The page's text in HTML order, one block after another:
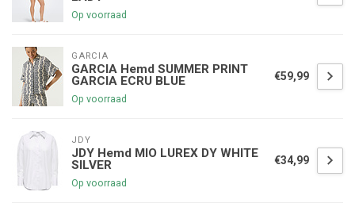
Op voorraad
GARCIA
GARCIA Hemd SUMMER PRINT
GARCIA ECRU BLUE
Op voorraad
€59,99
JDY
JDY Hemd MIO LUREX DY WHITE
SILVER
Op voorraad
€34,99